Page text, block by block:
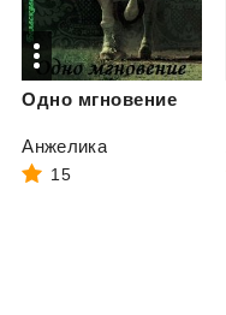
Одно мгновение
Анжелика
15